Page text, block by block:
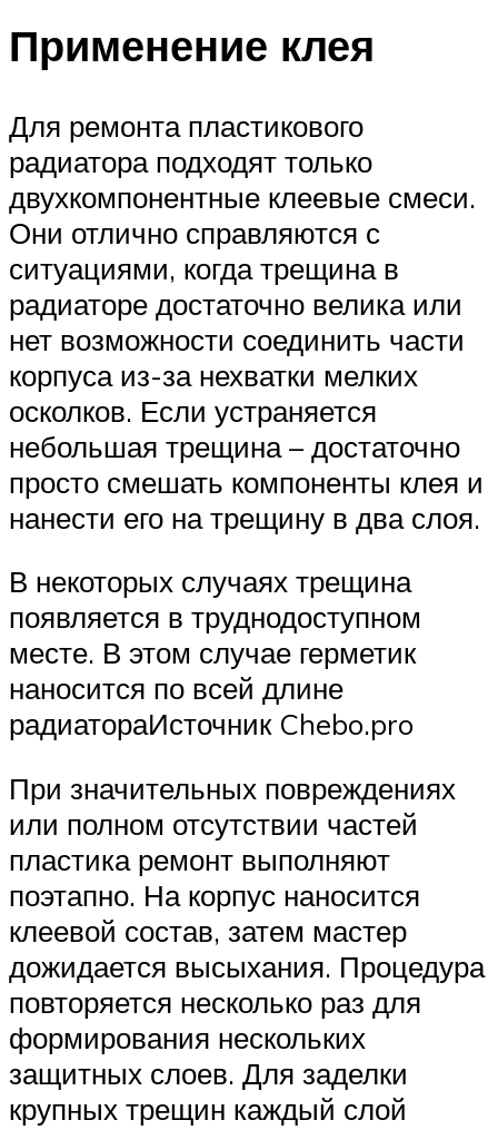
Применение клея
Для ремонта пластикового
радиатора подходят только
двухкомпонентные клеевые смеси.
Они отлично справляются с
ситуациями, когда трещина в
радиаторе достаточно велика или
нет возможности соединить части
корпуса из-за нехватки мелких
осколков. Если устраняется
небольшая трещина – достаточно
просто смешать компоненты клея и
нанести его на трещину в два слоя.
В некоторых случаях трещина
появляется в труднодоступном
месте. В этом случае герметик
наносится по всей длине
радиатораИсточник Chebo.pro
При значительных повреждениях
или полном отсутствии частей
пластика ремонт выполняют
поэтапно. На корпус наносится
клеевой состав, затем мастер
дожидается высыхания. Процедура
повторяется несколько раз для
формирования нескольких
защитных слоев. Для заделки
крупных трещин каждый слой